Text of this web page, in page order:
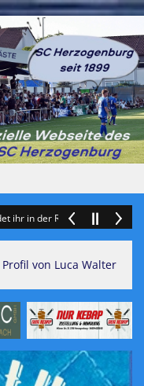
in der Rubrik "Termine" auf
Profil von Luca Walter